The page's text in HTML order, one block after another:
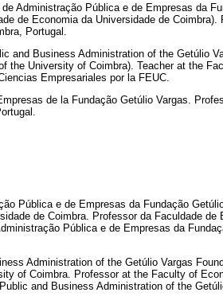
Administração Pública e de Empresas da
de Economia da Universidade de Coimbra).
Portugal.
and Business Administration of the Getúlio
the University of Coimbra). Teacher at the
Empresariales por la FEUC.
de la Fundação Getúlio Vargas.
Pública e de Empresas da Fundação
de Coimbra. Professor da Faculdade de
Pública e de Empresas da
Administration of the Getúlio Vargas
of Coimbra. Professor at the Faculty of
and Business Administration of the